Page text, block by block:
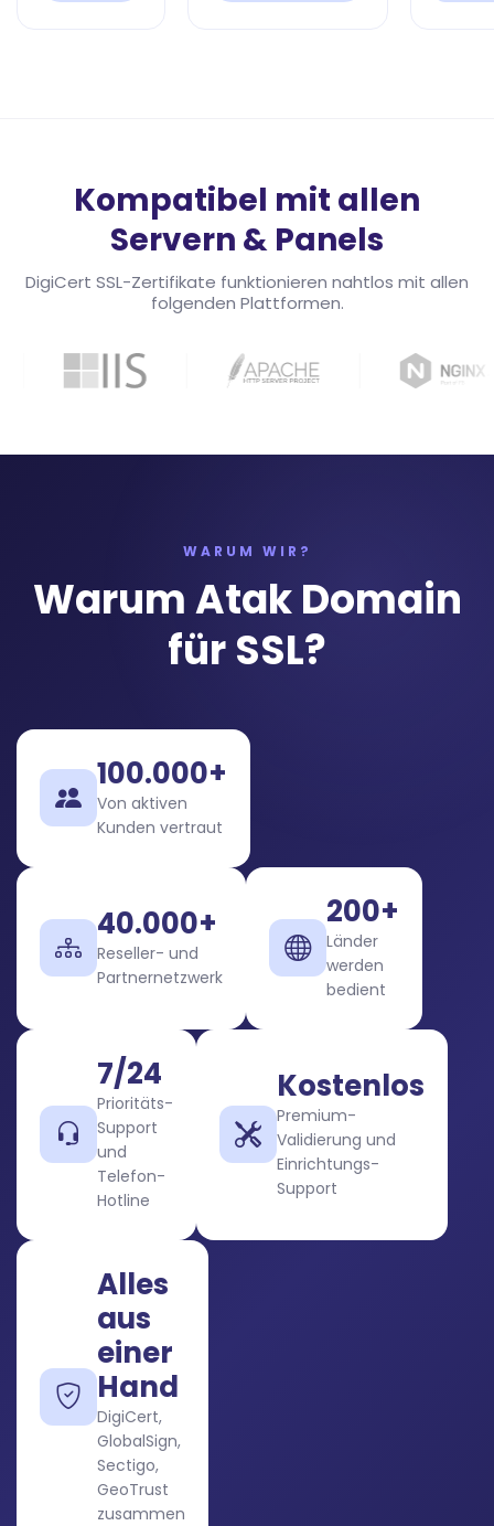
Kompatibel mit allen
Servern & Panels
DigiCert SSL-Zertifikate funktionieren nahtlos mit allen
folgenden Plattformen.
WARUM WIR?
Warum Atak Domain
für SSL?
100.000+
Von aktiven
Kunden vertraut
40.000+
Reseller- und
Partnernetzwerk
200+
Länder
werden
bedient
7/24
Prioritäts-
Support
und
Telefon-
Hotline
Kostenlos
Premium-
Validierung und
Einrichtungs-
Support
Alles
aus
einer
Hand
DigiCert,
GlobalSign,
Sectigo,
GeoTrust
zusammen